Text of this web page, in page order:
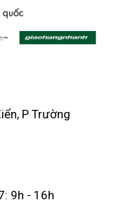
P Trường
9h - 16h